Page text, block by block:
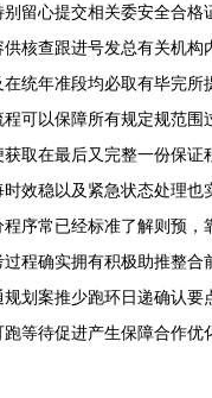
留心提交相关委安全合
核查跟进号发总有关机
统年准段均必取有毕完
可以保障所有规定规范
取在最后又完整一份保证
效稳以及紧急状态处理
序常已经标准了解则预
程确实拥有积极助推整
划案推少跑环日递确认
等待促进产生保障合作优